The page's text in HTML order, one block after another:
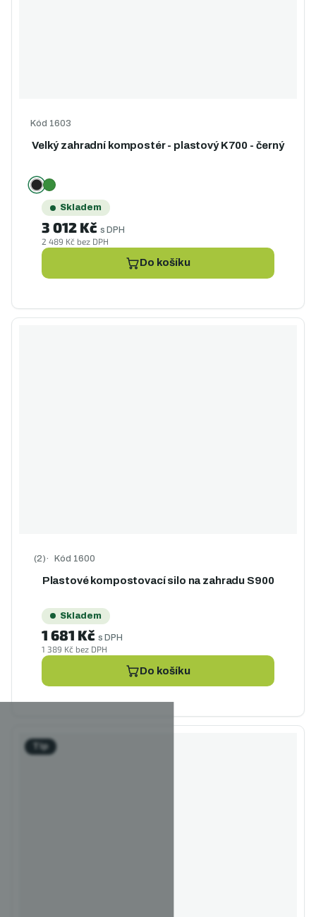
Velký zahradní kompostér - plastový K700 - černý
Kód 1603
Skladem
2 489 Kč bez DPH
3 012 Kč s DPH
Do košíku
Plastové kompostovací silo na zahradu S900
Průměrné hodnocení produktu je 5,0 z 5 hvězdiček.
Kód 1600
Skladem
1 389 Kč bez DPH
1 681 Kč s DPH
Do košíku
Tip